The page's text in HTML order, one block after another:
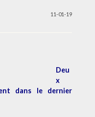
11-01-19
Deu
x
dans le dernier